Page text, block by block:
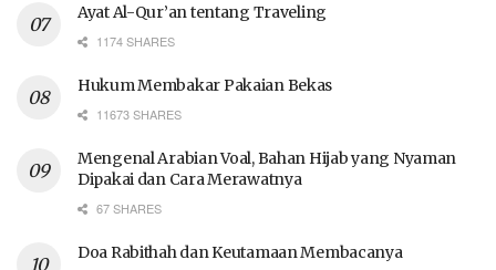
Ayat Al-Qur’an tentang Traveling
1174 SHARES
Hukum Membakar Pakaian Bekas
11673 SHARES
Mengenal Arabian Voal, Bahan Hijab yang Nyaman
Dipakai dan Cara Merawatnya
67 SHARES
Doa Rabithah dan Keutamaan Membacanya